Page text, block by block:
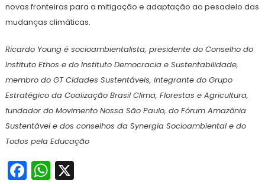
novas fronteiras para a mitigação e adaptação ao pesadelo das
mudanças climáticas.
Ricardo Young é socioambientalista, presidente do Conselho do
Instituto Ethos e do Instituto Democracia e Sustentabilidade,
membro do GT Cidades Sustentáveis, integrante do Grupo
Estratégico da Coalização Brasil Clima, Florestas e Agricultura,
fundador do Movimento Nossa São Paulo, do Fórum Amazônia
Sustentável e dos conselhos da Synergia Socioambiental e do
Todos pela Educação
Facebook
WhatsApp
X